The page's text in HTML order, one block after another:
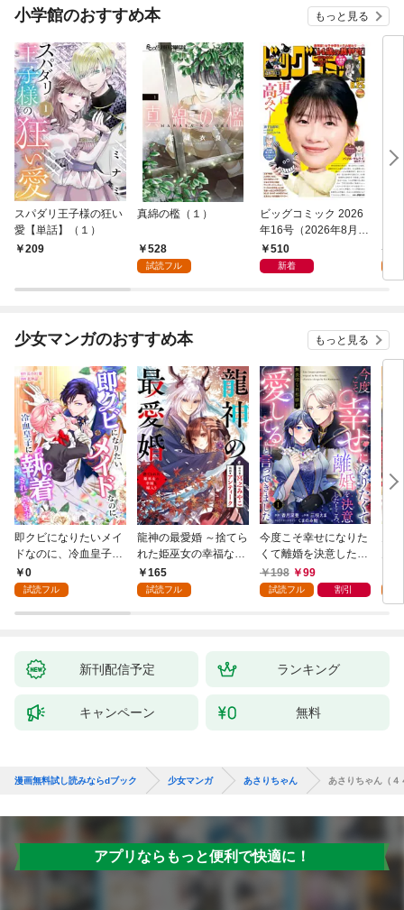
小学館のおすすめ本 もっと見る
スパダリ王子様の狂い
愛【単話】（１）
209
真綿の檻（１）
528
試読フル
ビッグコミック 2026
年16号（2026年8月7
日発売）
510
新着
少女マンガのおすすめ本 もっと見る
即クビになりたいメイ
ドなのに、冷血皇子に
執着されています第1
話
0
試読フル
龍神の最愛婚 ～捨てら
れた姫巫女の幸福な嫁
入り～: 1
165
試読フル
今度こそ幸せになりた
くて離婚を決意したと
ころ、無表情な旦那様
が「愛してる」と言っ
198 99
試読フル 割引
新刊配信予定 ランキング
キャンペーン 無料
漫画無料試し読みならdブック 少女マンガ あさりちゃん あさりちゃん（４
アプリならもっと便利で快適に！